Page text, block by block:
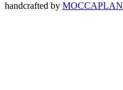
handcrafted by MOCCAPLAN